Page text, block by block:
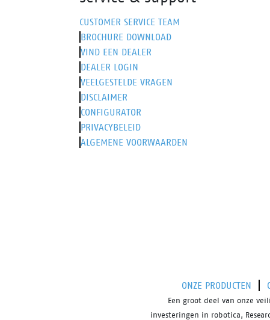
CUSTOMER SERVICE TEAM
BROCHURE DOWNLOAD
VIND EEN DEALER
DEALER LOGIN
VEELGESTELDE VRAGEN
DISCLAIMER
CONFIGURATOR
PRIVACYBELEID
ALGEMENE VOORWAARDEN
ONZE PRODUCTEN
Een groot deel van onze
investeringen in robotica,